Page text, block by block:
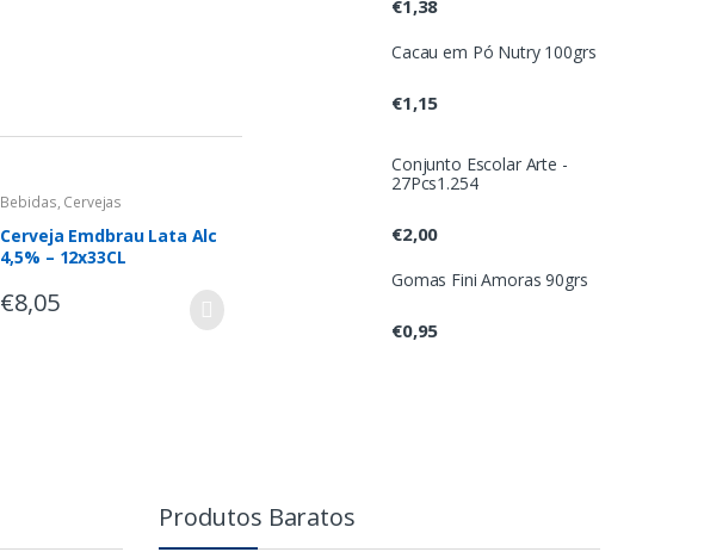
Bebidas, Cervejas
Cerveja Emdbrau Lata Alc
4,5% – 12x33CL
€8,05
€1,38
Cacau em Pó Nutry 100grs
€1,15
Conjunto Escolar Arte -
27Pcs1.254
€2,00
Gomas Fini Amoras 90grs
€0,95
Produtos Baratos